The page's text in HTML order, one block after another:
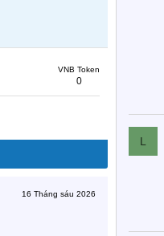
VNB Token
0
16 Tháng sáu 2026
L